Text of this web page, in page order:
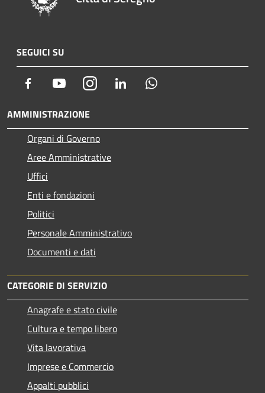
SEGUICI SU
Facebook YoutubeInstagram LinkedIn
AMMINISTRAZIONE
Organi di Governo
Aree Amministrative
Uffici
Enti e fondazioni
Politici
Personale Amministrativo
Documenti e dati
CATEGORIE DI SERVIZIO
Anagrafe e stato civile
Cultura e tempo libero
Vita lavorativa
Imprese e Commercio
Appalti pubblici